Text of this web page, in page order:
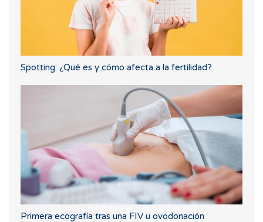
Spotting: ¿Qué es y cómo afecta a la fertilidad?
Primera ecografía tras una FIV u ovodonación